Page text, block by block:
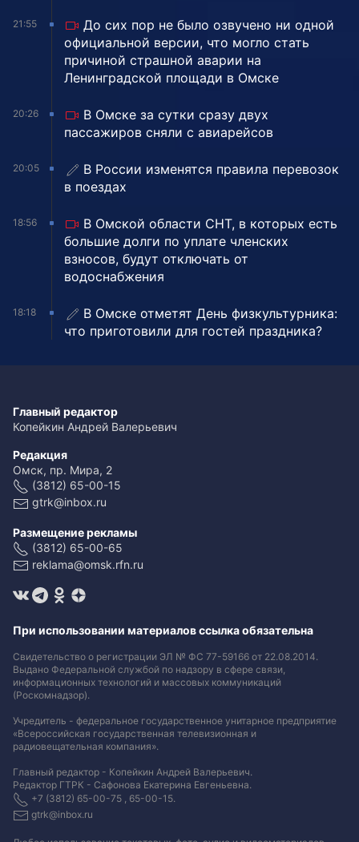
21:55
До сих пор не было озвучено ни одной
официальной версии, что могло стать
причиной страшной аварии на
Ленинградской площади в Омске
20:26
В Омске за сутки сразу двух
пассажиров сняли с авиарейсов
20:05
В России изменятся правила перевозок
в поездах
18:56
В Омской области СНТ, в которых есть
большие долги по уплате членских
взносов, будут отключать от
водоснабжения
18:18
В Омске отметят День физкультурника:
что приготовили для гостей праздника?
Главный редактор
Копейкин Андрей Валерьевич
Редакция
Омск, пр. Мира, 2
(3812) 65-00-15
gtrk@inbox.ru
Размещение рекламы
(3812) 65-00-65
reklama@omsk.rfn.ru
При использовании материалов ссылка обязательна
Свидетельство о регистрации ЭЛ № ФС 77-59166 от 22.08.2014.
Выдано Федеральной службой по надзору в сфере связи,
информационных технологий и массовых коммуникаций
(Роскомнадзор).
Учредитель - федеральное государственное унитарное предприятие
«Всероссийская государственная телевизионная и
радиовещательная компания».
Главный редактор - Копейкин Андрей Валерьевич.
Редактор ГТРК - Сафонова Екатерина Евгеньевна.
+7 (3812) 65-00-75 , 65-00-15.
gtrk@inbox.ru